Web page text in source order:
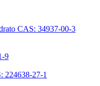
CAS: 34937-00-3
9
224638-27-1